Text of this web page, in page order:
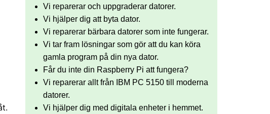
Vi reparerar och uppgraderar datorer.
Vi hjälper dig att byta dator.
Vi reparerar bärbara datorer som inte fungerar.
Vi tar fram lösningar som gör att du kan köra
gamla program på din nya dator.
Får du inte din Raspberry Pi att fungera?
Vi reparerar allt från IBM PC 5150 till moderna
datorer.
Vi hjälper dig med digitala enheter i hemmet.